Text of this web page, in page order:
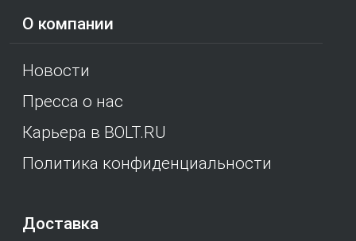
О компании
Новости
Пресса о нас
Карьера в BOLT.RU
Политика конфиденциальности
Доставка